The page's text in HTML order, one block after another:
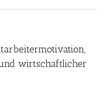
wirtschaftlicher